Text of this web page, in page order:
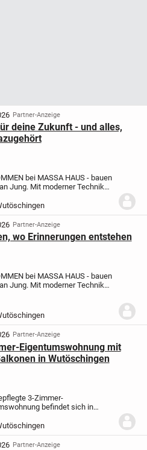
Partner-Anzeige
deine Zukunft - und alles,
bei MASSA HAUS - bauen
Jung. Mit moderner Technik
Haus wahr werden. Mit dem
MASSA HAUS starten wir
in Ihr...
Partner-Anzeige
wo Erinnerungen entstehen
bei MASSA HAUS - bauen
Jung. Mit moderner Technik
MASSA HAUS starten wir
in Ihr...
Partner-Anzeige
Eigentumswohnung mit
in Wutöschingen
3-Zimmer-
befindet sich in
Wohneinheiten. Zusammen
angebauten Gebäudeteil
Wohnanlage...
Partner-Anzeige